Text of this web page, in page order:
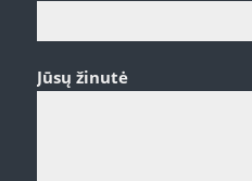
Jūsų žinutė